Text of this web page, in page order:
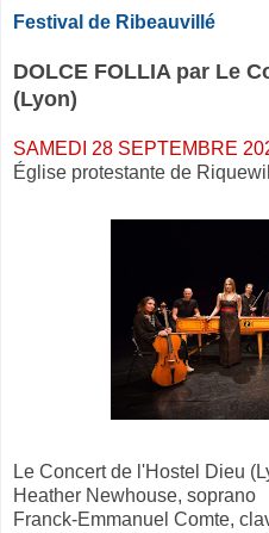
Festival de Ribeauvillé
DOLCE FOLLIA par Le
(Lyon)
SAMEDI 28 SEPTEMBRE
Église protestante de
Le Concert de l'Hostel Dieu
Heather Newhouse, soprano
Franck-Emmanuel Comte,